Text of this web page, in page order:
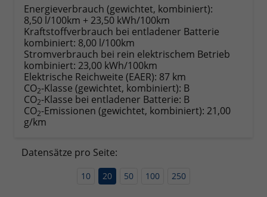
Energieverbrauch (gewichtet, kombiniert):
8,50 l/100km + 23,50 kWh/100km
Kraftstoffverbrauch bei entladener Batterie
kombiniert: 8,00 l/100km
Stromverbrauch bei rein elektrischem Betrieb
kombiniert: 23,00 kWh/100km
Elektrische Reichweite (EAER): 87 km
CO2-Klasse (gewichtet, kombiniert): B
CO2-Klasse bei entladener Batterie: B
CO2-Emissionen (gewichtet, kombiniert): 21,00
g/km
Datensätze pro Seite:
10 20 50 100 250